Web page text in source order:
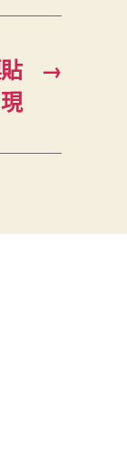
→
現